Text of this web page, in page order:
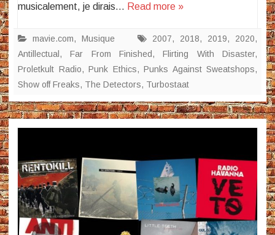
musicalement, je dirais… Read more »
mavie.com,Musique 2007, 2018, 2019, 2020,
Antillectual,Far From Finished,Flirting With Disaster,
Proletkult Radio, Punk Ethics, Punks Against Sweatshops,
Show off Freaks, The Detectors, Turbostaat